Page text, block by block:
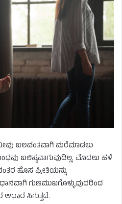
ಬಲವಂತವಾಗಿ ಮರೆಮಾಡಲು
ಬಲಿಷ್ಠವಾಗುವುದಿಲ್ಲ. ಮೊದಲು ಹಳೆ
ಹೊಸ ಪ್ರೀತಿಯನ್ನು
ಗುಣಮುಖಗೊಳ್ಳುವುದರಿಂದ
ಸಿಗುತ್ತದೆ.